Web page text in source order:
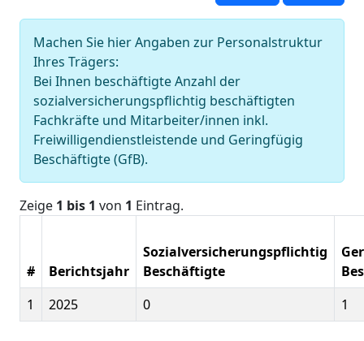
Machen Sie hier Angaben zur Personalstruktur
Ihres Trägers:
Bei Ihnen beschäftigte Anzahl der
sozialversicherungspflichtig beschäftigten
Fachkräfte und Mitarbeiter/innen inkl.
Freiwilligendienstleistende und Geringfügig
Beschäftigte (GfB).
Zeige 1 bis 1 von 1 Eintrag.
# Berichtsjahr
Sozialversicherungspflichtig
Beschäftigte
1
2025 0 1